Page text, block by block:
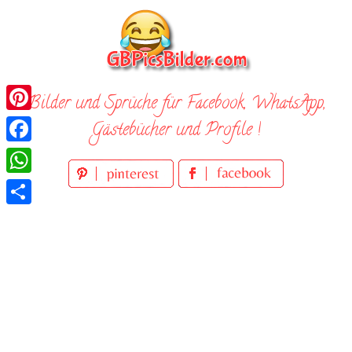
Bilder und Sprüche für Facebook, WhatsApp,
Gästebücher und Profile !
Pinterest
Facebook
WhatsApp